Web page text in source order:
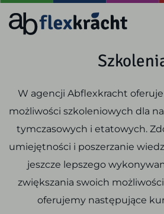
W agencji Abflexkracht
możliwości szkoleniowych dla
tymczasowych i etatowych.
umiejętności i poszerzanie
jeszcze lepszego
zwiększania swoich
oferujemy następujące